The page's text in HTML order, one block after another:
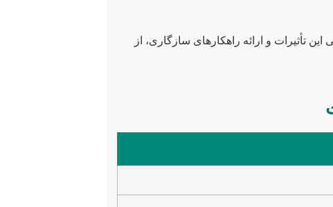
تأثیرات و ارائه راهکارهای سازگاری، از